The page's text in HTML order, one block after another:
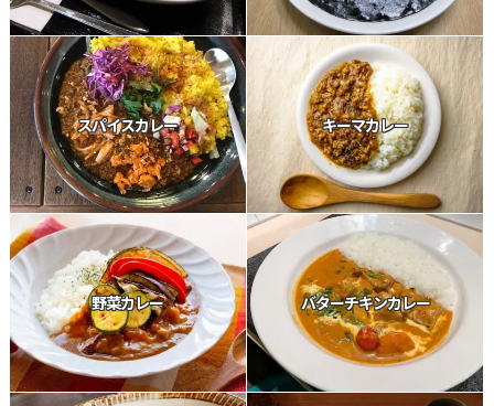
スパイスカレー キーマカレー
野菜カレー バターチキンカレー